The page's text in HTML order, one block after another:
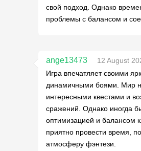
свой подход. Однако
проблемы с балансом и
ange13473
12 August
Игра впечатляет своими
динамичными боями. Мир
интересными квестами и
сражений. Однако иногда
оптимизацией и балансом
приятно провести время,
атмосферу фэнтези.